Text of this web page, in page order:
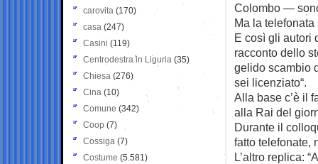
Colombo —
Ma la
E così gli autori
racconto dello
gelido scambio
sei licenziato“.
Alla base c’è il
alla Rai del
Durante il
fatto telefonate,
L’altro replica:
carovita (170)
casa (247)
Casini (119)
Centrodestra in Liguria (35)
Chiesa (276)
Cina (10)
Comune (342)
Coop (7)
Cossiga (7)
Costume (5.581)